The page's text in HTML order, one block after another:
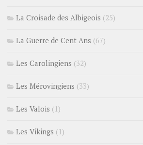
La Croisade des Albigeois (25)
La Guerre de Cent Ans (67)
Les Carolingiens (32)
Les Mérovingiens (33)
Les Valois (1)
Les Vikings (1)